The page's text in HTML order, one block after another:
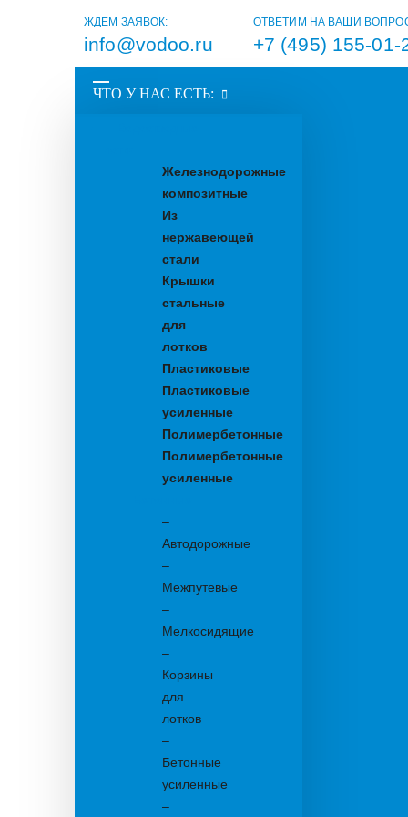
ЖДЕМ ЗАЯВОК:
info@vodoo.ru
ОТВЕТИМ НА ВАШИ
+7 (495) 155-01-
ЧТО У НАС ЕСТЬ:
Железнодорожные
композитные
Из
нержавеющей
стали
Крышки
стальные
для
лотков
Пластиковые
Пластиковые
усиленные
Полимербетонные
Полимербетонные
усиленные
–
Автодорожные
–
Межпутевые
–
Мелкосидящие
–
Корзины
для
лотков
–
Бетонные
усиленные
–